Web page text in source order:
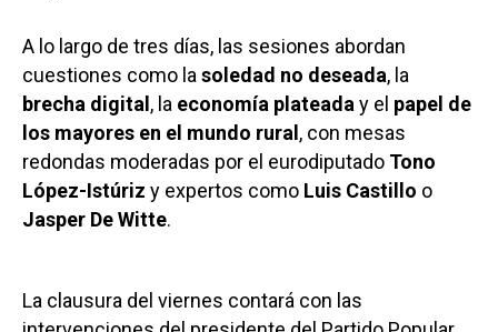
A lo largo de tres días, las sesiones abordan
cuestiones como la soledad no deseada, la
brecha digital, la economía plateada y el papel de
los mayores en el mundo rural, con mesas
redondas moderadas por el eurodiputado Tono
López-Istúriz y expertos como Luis Castillo o
Jasper De Witte.
La clausura del viernes contará con las